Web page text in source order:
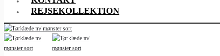
REJSEKOLLEKTION